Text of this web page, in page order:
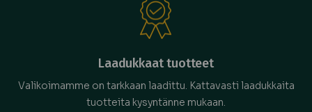
Laadukkaat tuotteet
Valikoimamme on tarkkaan laadittu. Kattavasti laadukkaita
tuotteita kysyntänne mukaan.